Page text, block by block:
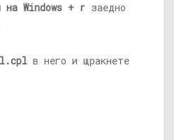
на Windows + r заедно
в него и щракнете